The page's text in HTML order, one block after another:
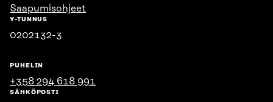
Saapumisohjeet
Y-TUNNUS
0202132-3
PUHELIN
+358 294 618 991
SÄHKÖPOSTI